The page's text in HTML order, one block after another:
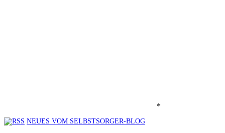
*
NEUES VOM SELBSTSORGER-BLOG